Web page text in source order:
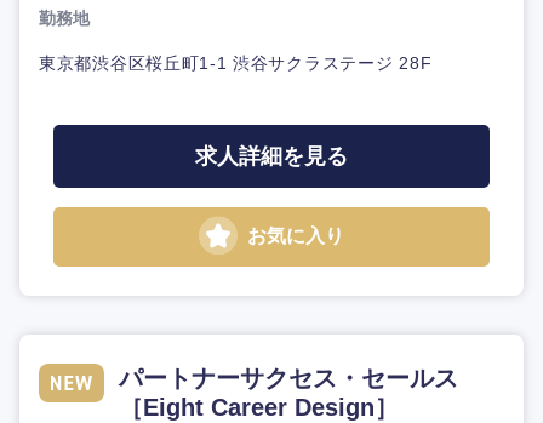
勤務地
東京都渋谷区桜丘町1-1 渋谷サクラステージ 28F
求人詳細を見る
お気に入り
パートナーサクセス・セールス
［Eight Career Design］